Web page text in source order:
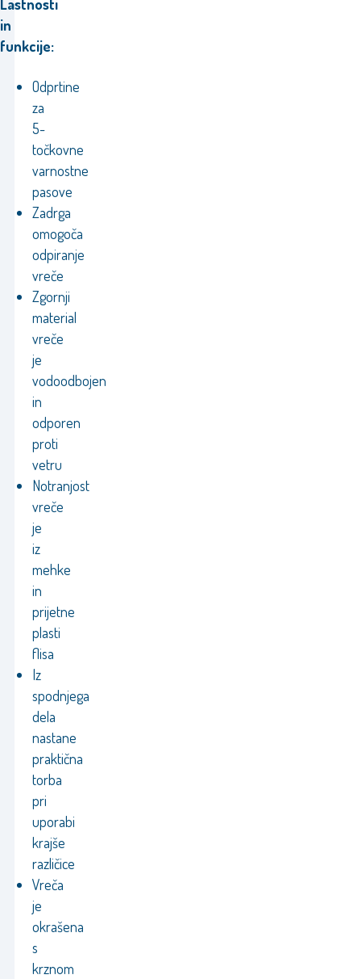
Lastnosti
in
funkcije:
Odprtine
za
5-
točkovne
varnostne
pasove
Zadrga
omogoča
odpiranje
vreče
Zgornji
material
vreče
je
vodoodbojen
in
odporen
proti
vetru
Notranjost
vreče
je
iz
mehke
in
prijetne
plasti
flisa
Iz
spodnjega
dela
nastane
praktična
torba
pri
uporabi
krajše
različice
Vreča
je
okrašena
s
krznom